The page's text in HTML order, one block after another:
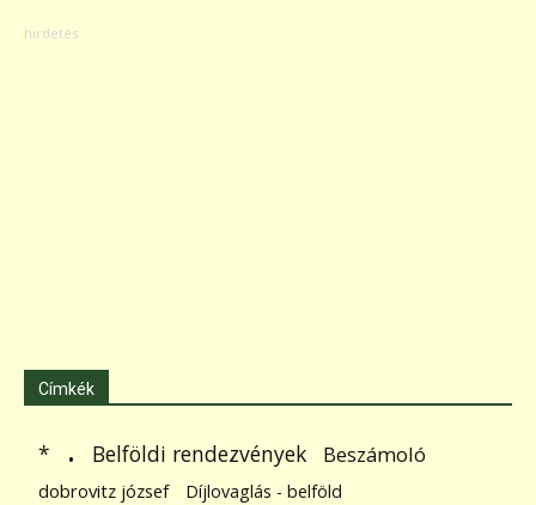
Címkék
* . Belföldi rendezvények Beszámoló
dobrovitz józsef
Díjlovaglás - belföld